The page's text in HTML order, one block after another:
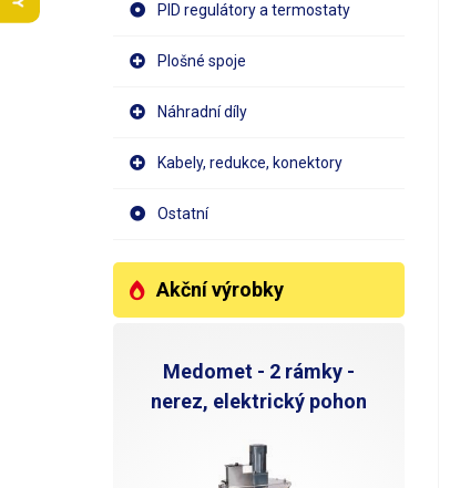
PID regulátory a termostaty
Plošné spoje
Náhradní díly
Kabely, redukce, konektory
Ostatní
Akční výrobky
Medomet - 2 rámky -
nerez, elektrický pohon